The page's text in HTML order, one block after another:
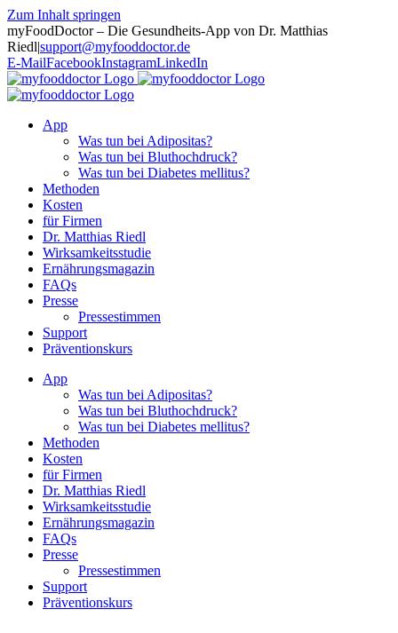
Zum Inhalt springen
myFoodDoctor – Die Gesundheits-App von Dr. Matthias
Riedl|support@myfooddoctor.de
E-MailFacebookInstagramLinkedIn
App
Was tun bei Adipositas?
Was tun bei Bluthochdruck?
Was tun bei Diabetes mellitus?
Methoden
Kosten
für Firmen
Dr. Matthias Riedl
Wirksamkeitsstudie
Ernährungsmagazin
FAQs
Presse
Pressestimmen
Support
Präventionskurs
App
Was tun bei Adipositas?
Was tun bei Bluthochdruck?
Was tun bei Diabetes mellitus?
Methoden
Kosten
für Firmen
Dr. Matthias Riedl
Wirksamkeitsstudie
Ernährungsmagazin
FAQs
Presse
Pressestimmen
Support
Präventionskurs